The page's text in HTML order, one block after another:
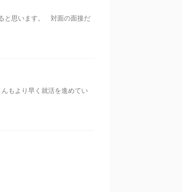
と思います。 対面の面接だ
もより早く就活を進めてい